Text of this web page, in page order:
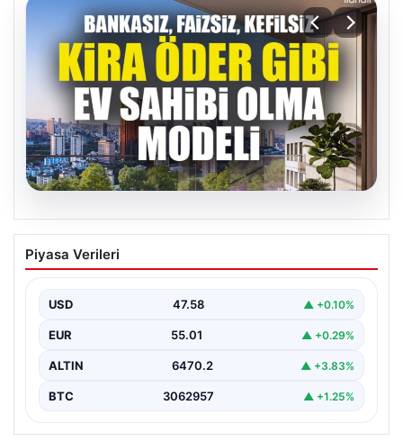
05.08.2026
DAP Yapı’dan bir ilk! Emlak Konut
güvencesi Dap vizyonuyla kendi
Piyasa Verileri
USD 47.58 ▲ +0.10%
EUR 55.01 ▲ +0.29%
ALTIN 6470.2 ▲ +3.83%
BTC 3062957 ▲ +1.25%